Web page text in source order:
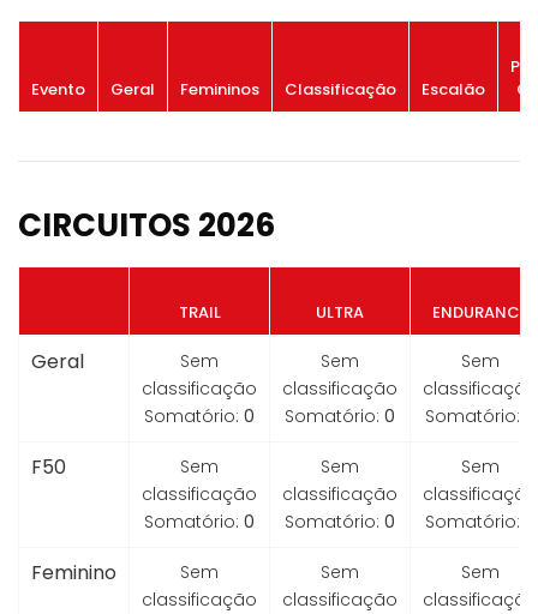
Evento Geral Femininos Classificação Escalão
CIRCUITOS 2026
TRAIL ULTRA ENDURANCE
Geral
Sem
classificação
Somatório: 0
Sem
classificação
Somatório: 0
Sem
classificação
Somatório:
F50
Sem
classificação
Somatório: 0
Sem
classificação
Somatório: 0
Sem
classificação
Somatório:
Feminino
Sem
classificação
Sem
classificação
Sem
classificação